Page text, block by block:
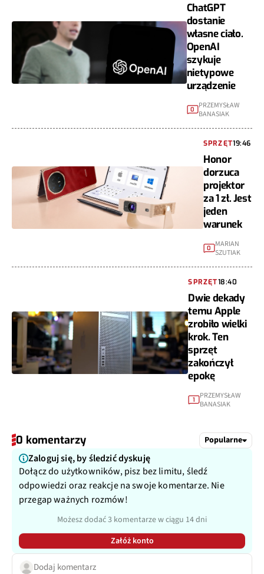
ChatGPT
dostanie
własne ciało.
OpenAI
szykuje
nietypowe
urządzenie
0 PRZEMYSŁAW
BANASIAK
SPRZĘT19:46
Honor
dorzuca
projektor
za 1 zł. Jest
jeden
warunek
0
MARIAN
SZUTIAK
SPRZĘT18:40
Dwie dekady
temu Apple
zrobiło wielki
krok. Ten
sprzęt
zakończył
epokę
1
PRZEMYSŁAW
BANASIAK
0 komentarzy Popularne
Zaloguj się, by śledzić dyskuję
Dołącz do użytkowników, pisz bez limitu, śledź
odpowiedzi oraz reakcje na swoje komentarze. Nie
przegap ważnych rozmów!
Możesz dodać 3 komentarze w ciągu 14 dni
Załóż konto
Dodaj komentarz